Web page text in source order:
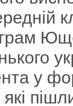
у
які